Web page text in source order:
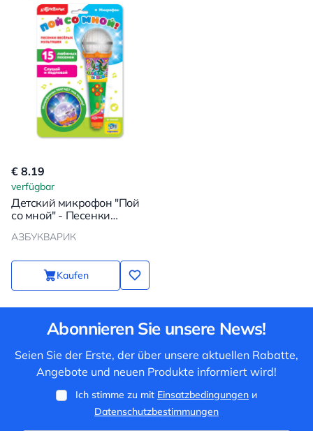
€ 8.19
verfügbar
Детский микрофон "Пой
со мной" - Песенки
АЗБУКВАРИК
Kaufen
Abonnieren Sie unsere News!
Seien Sie der Erste, der über unsere aktuellen Rabatte,
Angebote und neuen Produkte informiert wird!
Ich stimme zu mit Einsatzbedingungen и
Datenschutzbestimmungen